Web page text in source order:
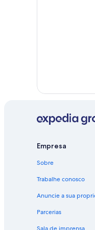
Empresa
Sobre
Trabalhe conosco
Anuncie a sua
Parcerias
Sala de imprensa